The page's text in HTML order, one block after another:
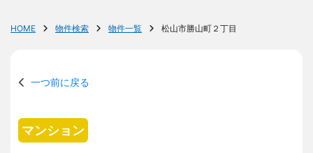
HOME 物件検索 物件一覧 松山市勝山町２丁目
一つ前に戻る
マンション